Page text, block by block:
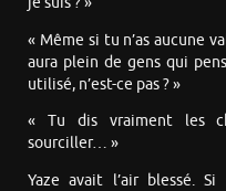
« Même si tu n’as aucune
aura plein de gens qui
utilisé, n’est-ce pas ? »
« Tu dis vraiment les
sourciller… »
Yaze avait l’air blessé.